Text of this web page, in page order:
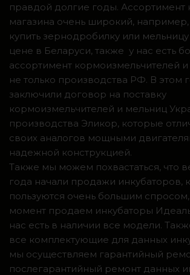
правдой долгие годы. Ассортимент
магазина очень широкий,
купить зернодробилку или
цене в Беларуси, также у нас есть
ассортимент кормоизмельчителей
не только производства РФ. В этом
заключили договор на поставку
кормоизмельчителей и мельниц
производства Эликор, которые
своих аналогов мощными
надежной конструкцией.
Также мы можем похвастаться, что
года начали продажи инкубаторов,
пользуются очень большим
момент продаем инкубаторы
нас есть в наличии все модели.
все комплектующие для данных
мы осуществляем гарантийный
послегарантийный ремонт данных